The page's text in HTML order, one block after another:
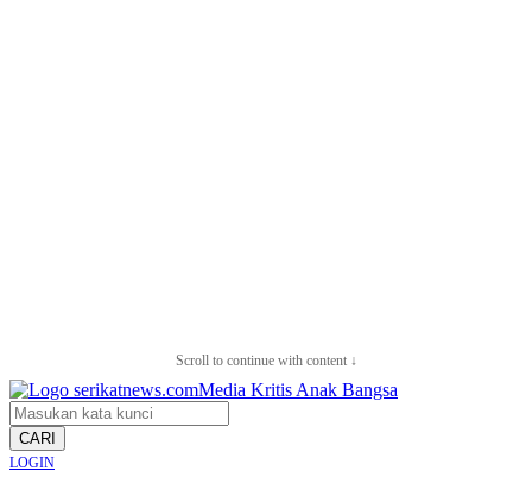
Scroll to continue with content ↓
CARI
LOGIN